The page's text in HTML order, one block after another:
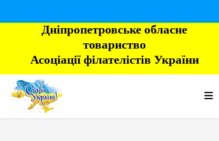
Дніпропетровське обласне
товариство
Асоціації філателістів України